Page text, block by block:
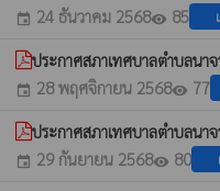
event 24 ธันวาคม 2568visibility 85
ประกาศสภาเทศบาลตำบลนา
event 28 พฤศจิกายน 2568visibility 77
ประกาศสภาเทศบาลตำบลนา
event 29 กันยายน 2568visibility 80